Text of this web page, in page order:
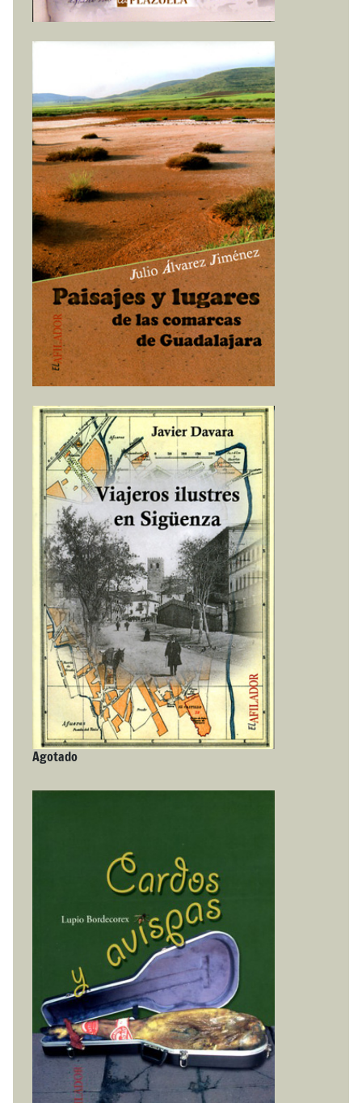
Agotado